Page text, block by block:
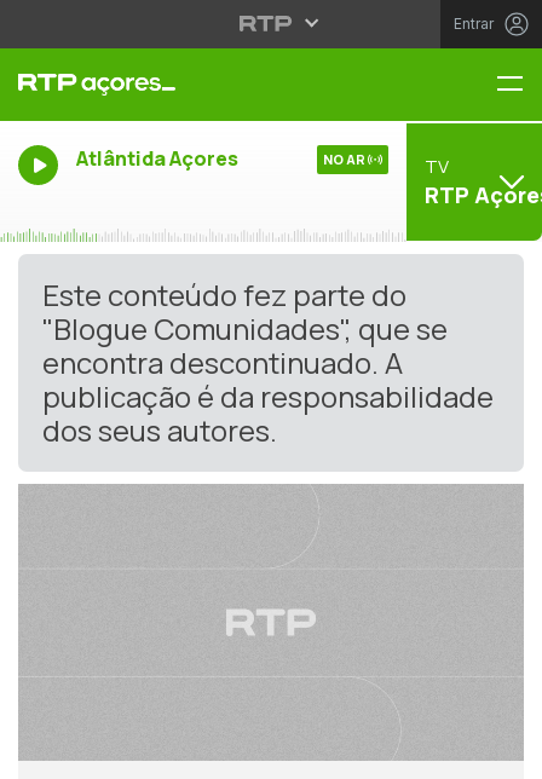
Entrar
Atlântida Açores NO AR TV
RTP
Este conteúdo fez parte do
"Blogue Comunidades", que se
encontra descontinuado. A
publicação é da responsabilidade
dos seus autores.